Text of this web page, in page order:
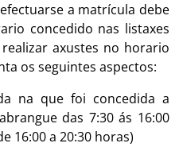
a matrícula debe
concedido nas listaxes
axustes no horario
os seguintes aspectos:
na que foi concedida a
das 7:30 ás 16:00
16:00 a 20:30 horas)